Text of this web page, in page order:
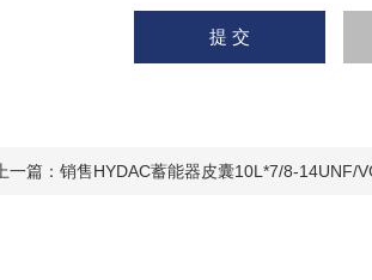
上一篇： 销售HYDAC蓄能器皮囊10L*7/8-14UNF/